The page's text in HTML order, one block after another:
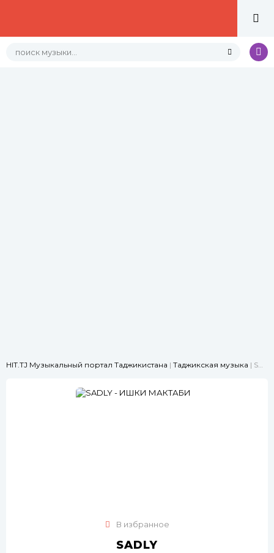
HIT.TJ Музыкальный портал Таджикистана | Таджикская музыка | SADLY - ИШКИ МАКТАБИ
В избранное
SADLY